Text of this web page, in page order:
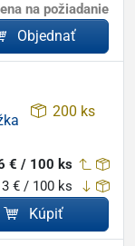
na požiadanie
Objednať
200 ks
€ / 100 ks
€ / 100 ks
Kúpiť